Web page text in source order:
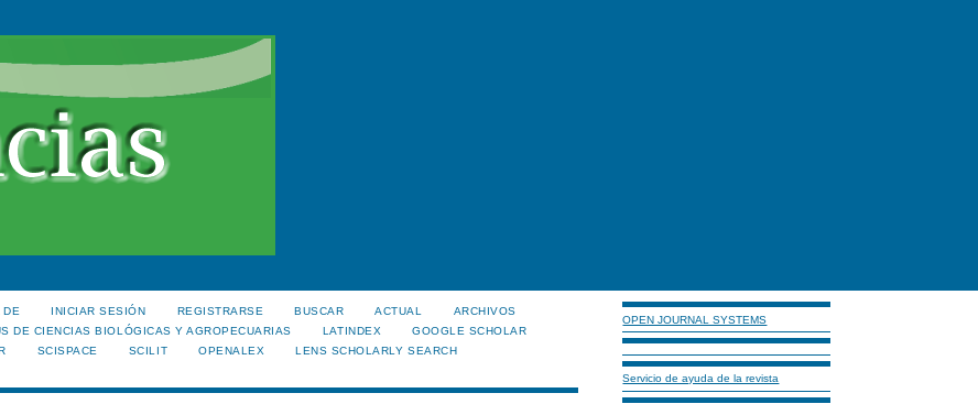
OPEN JOURNAL SYSTEMS
Servicio de ayuda de la revista
DE INICIAR SESIÓN REGISTRARSE BUSCAR ACTUAL
ARCHIVOS
DE CIENCIAS BIOLÓGICAS Y AGROPECUARIAS LATINDEX
GOOGLE SCHOLAR
SCISPACE SCILIT OPENALEX
LENS SCHOLARLY SEARCH